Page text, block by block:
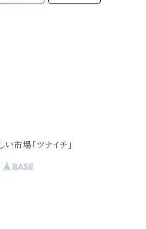
市場「ツナイチ」